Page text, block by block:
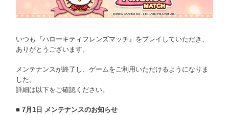
いつも『ハローキティフレンズマッチ』をプレイしていただき、
ありがとうございます。
メンテナンスが終了し、ゲームをご利用いただけるようになりま
した。
詳細は以下をご確認ください。
■ 7月1日 メンテナンスのお知らせ